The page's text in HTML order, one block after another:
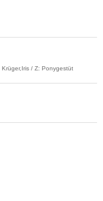
/ Z: Ponygestüt